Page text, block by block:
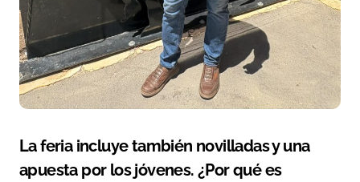
La feria incluye también novilladas y una
apuesta por los jóvenes. ¿Por qué es